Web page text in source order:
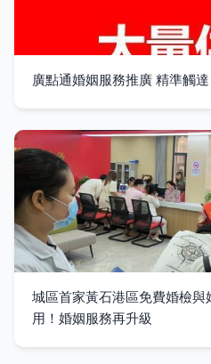
廣點通婚姻服務推廣 精準觸
城區首家黃石港區免費婚檢
用！婚姻服務再升級